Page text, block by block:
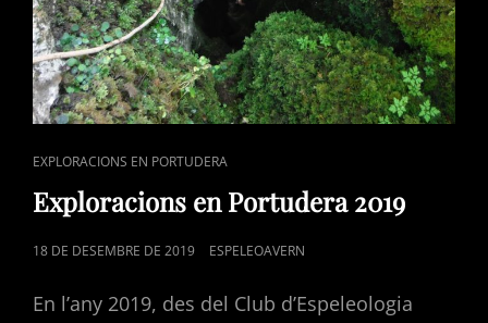
CAT
LINKS
EXPLORACIONS EN PORTUDERA
Exploracions en Portudera 2019
POSTED
18 DE DESEMBRE DE 2019 ESPELEOAVERN
En l’any 2019, des del Club d’Espeleologia